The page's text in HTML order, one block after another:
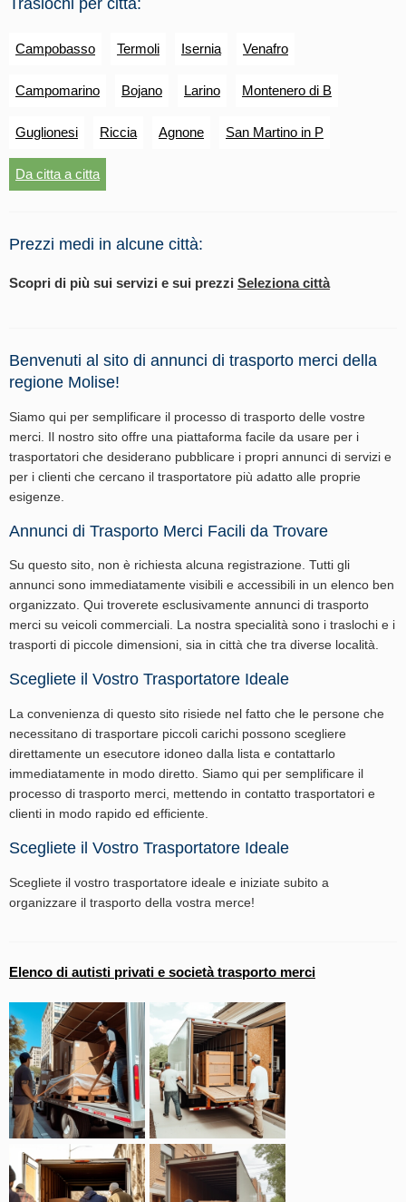
Campobasso Termoli Isernia Venafro
Campomarino Bojano Larino Montenero di B
Guglionesi Riccia Agnone San Martino in P
Da citta a citta
Prezzi medi in alcune città:
Scopri di più sui servizi e sui prezzi Seleziona città
Benvenuti al sito di annunci di trasporto merci della
regione Molise!
Siamo qui per semplificare il processo di trasporto delle vostre
merci. Il nostro sito offre una piattaforma facile da usare per i
trasportatori che desiderano pubblicare i propri annunci di servizi e
per i clienti che cercano il trasportatore più adatto alle proprie
esigenze.
Annunci di Trasporto Merci Facili da Trovare
Su questo sito, non è richiesta alcuna registrazione. Tutti gli
annunci sono immediatamente visibili e accessibili in un elenco ben
organizzato. Qui troverete esclusivamente annunci di trasporto
merci su veicoli commerciali. La nostra specialità sono i traslochi e i
trasporti di piccole dimensioni, sia in città che tra diverse località.
Scegliete il Vostro Trasportatore Ideale
La convenienza di questo sito risiede nel fatto che le persone che
necessitano di trasportare piccoli carichi possono scegliere
direttamente un esecutore idoneo dalla lista e contattarlo
immediatamente in modo diretto. Siamo qui per semplificare il
processo di trasporto merci, mettendo in contatto trasportatori e
clienti in modo rapido ed efficiente.
Scegliete il Vostro Trasportatore Ideale
Scegliete il vostro trasportatore ideale e iniziate subito a
organizzare il trasporto della vostra merce!
Elenco di autisti privati e società trasporto merci